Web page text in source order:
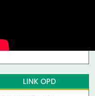
LINK OPD